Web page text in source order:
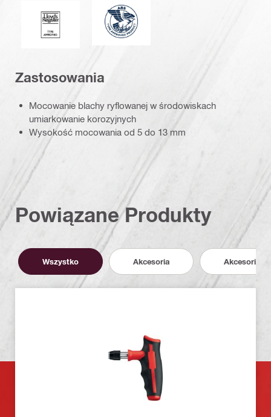
Lloyd's Register Towarzystwo American Bureau of
Zastosowania
Mocowanie blachy ryflowanej w środowiskach
umiarkowanie korozyjnych
Wysokość mocowania od 5 do 13 mm
Powiązane Produkty
Wszystko Akcesoria Akcesoria